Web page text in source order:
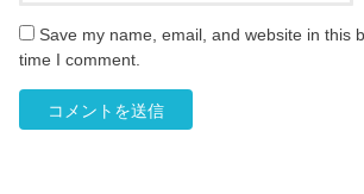
Save my name, email, and website in this
time I comment.